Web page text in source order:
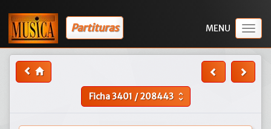
Partituras
Ficha3401/208443 unfold_more